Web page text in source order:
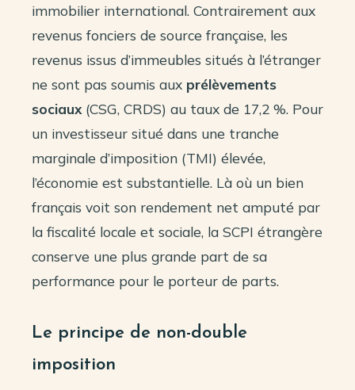
immobilier international. Contrairement aux
revenus fonciers de source française, les
revenus issus d’immeubles situés à l’étranger
ne sont pas soumis aux prélèvements
sociaux (CSG, CRDS) au taux de 17,2 %. Pour
un investisseur situé dans une tranche
marginale d’imposition (TMI) élevée,
l’économie est substantielle. Là où un bien
français voit son rendement net amputé par
la fiscalité locale et sociale, la SCPI étrangère
conserve une plus grande part de sa
performance pour le porteur de parts.
Le principe de non-double
imposition